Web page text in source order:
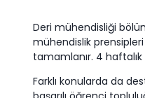
Deri mühendisliği
mühendislik prensipleri
tamamlanır. 4 haftalık
Farklı konularda da